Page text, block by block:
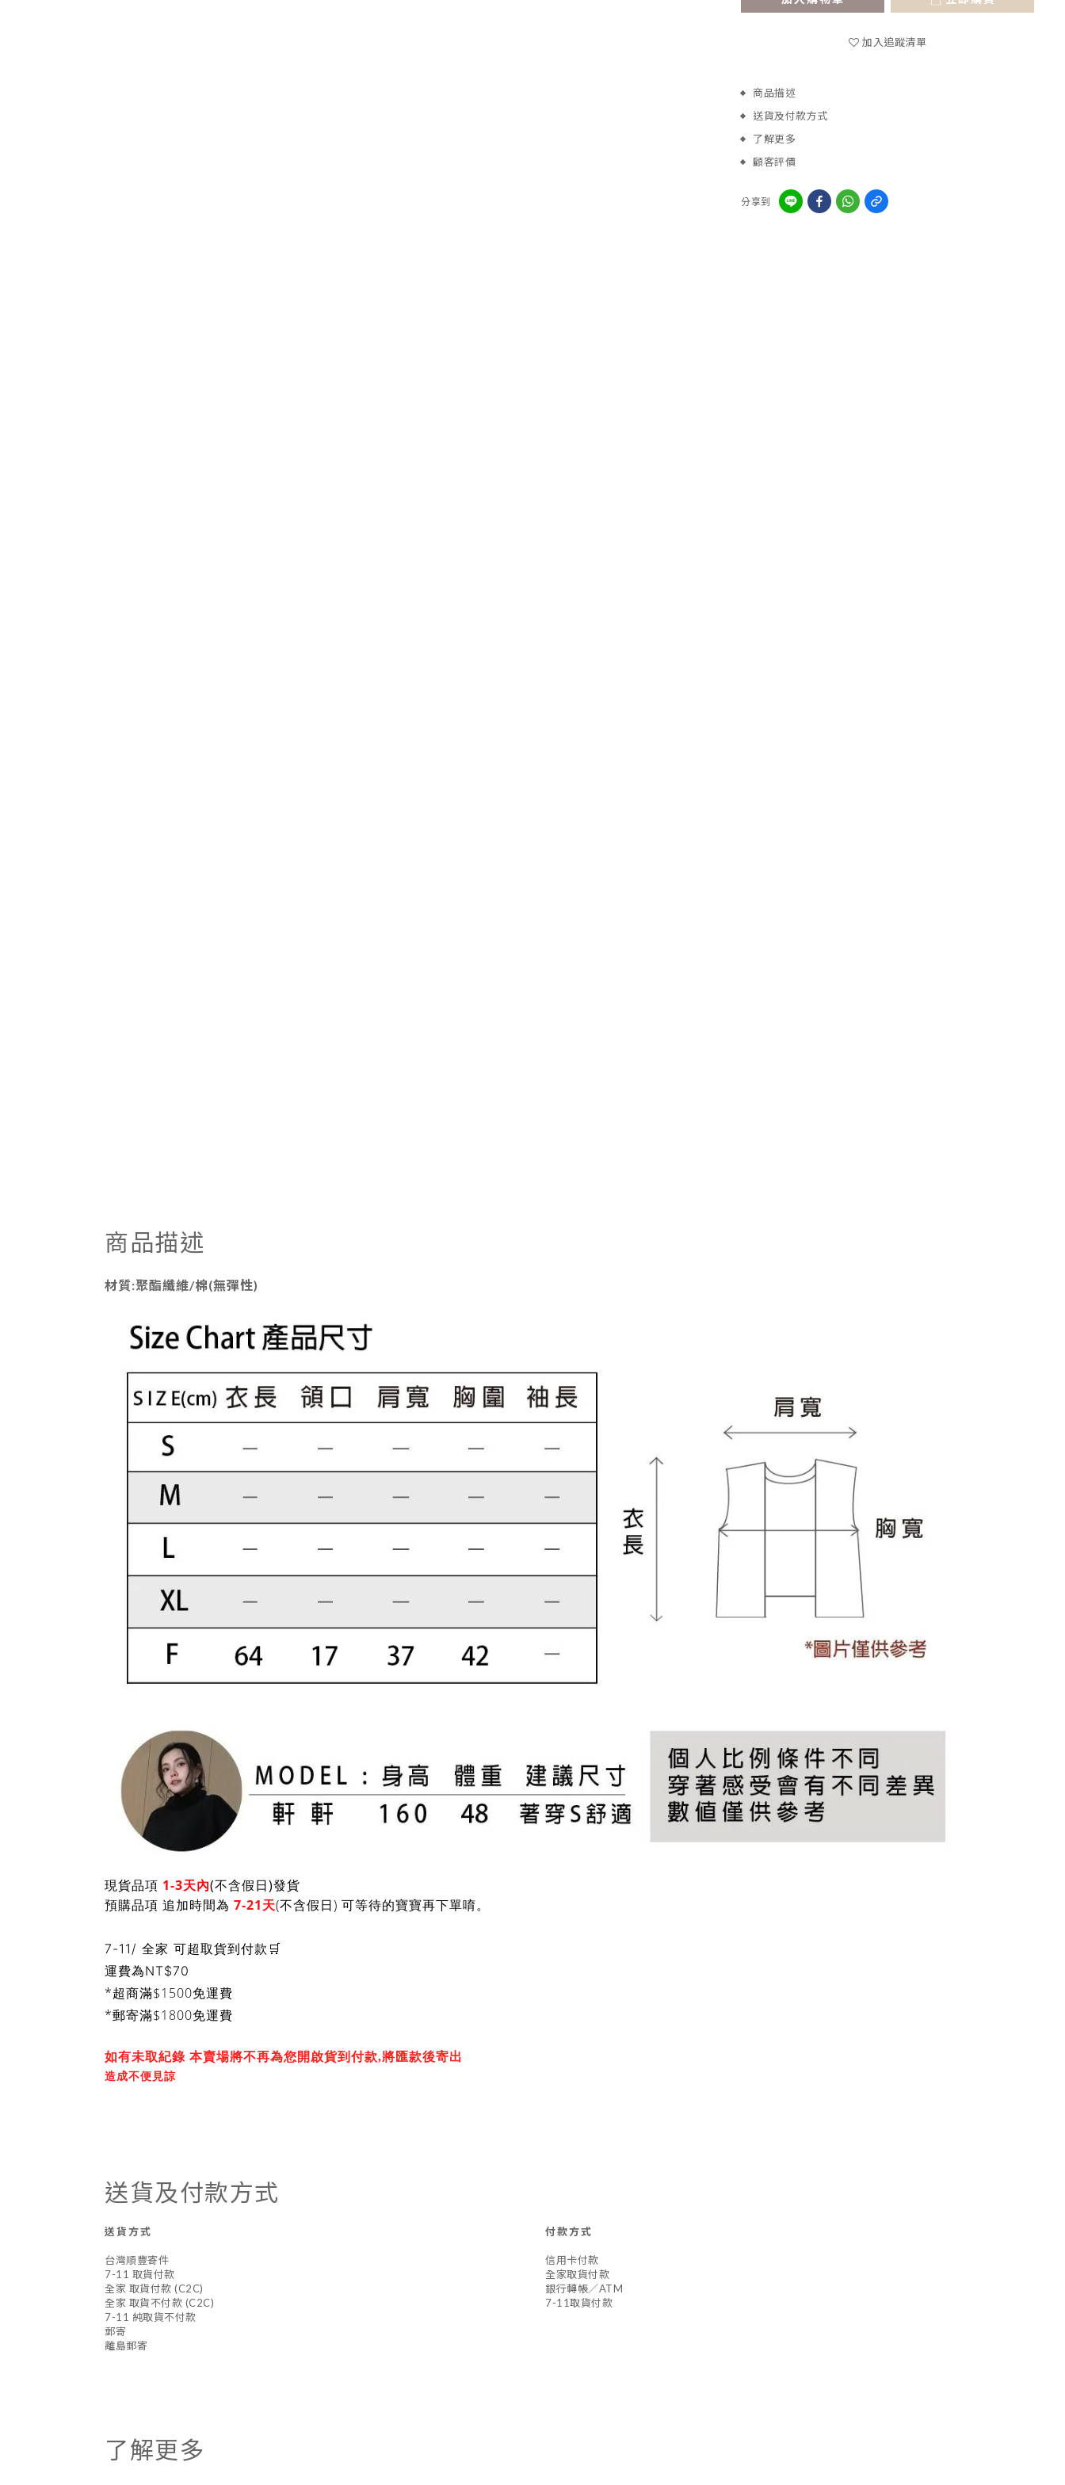
加入追蹤清單
商品描述
送貨及付款方式
了解更多
顧客評價
分享到
商品描述
材質:聚酯纖維/棉(無彈性)
現貨品項 1-3天內(不含假日)發貨
預購品項 追加時間為 7-21天(不含假日) 可等待的寶寶再下單唷。
7-11/ 全家 可超取貨到付款🛒
運費為NT$70
*超商滿$1500免運費
*郵寄滿$1800免運費
如有未取紀錄 本賣場將不再為您開啟貨到付款,將匯款後寄出
造成不便見諒
送貨及付款方式
送貨方式
台灣順豐寄件
7-11 取貨付款
全家 取貨付款 (C2C)
全家 取貨不付款 (C2C)
7-11 純取貨不付款
郵寄
離島郵寄
付款方式
信用卡付款
全家取貨付款
銀行轉帳／ATM
7-11取貨付款
了解更多